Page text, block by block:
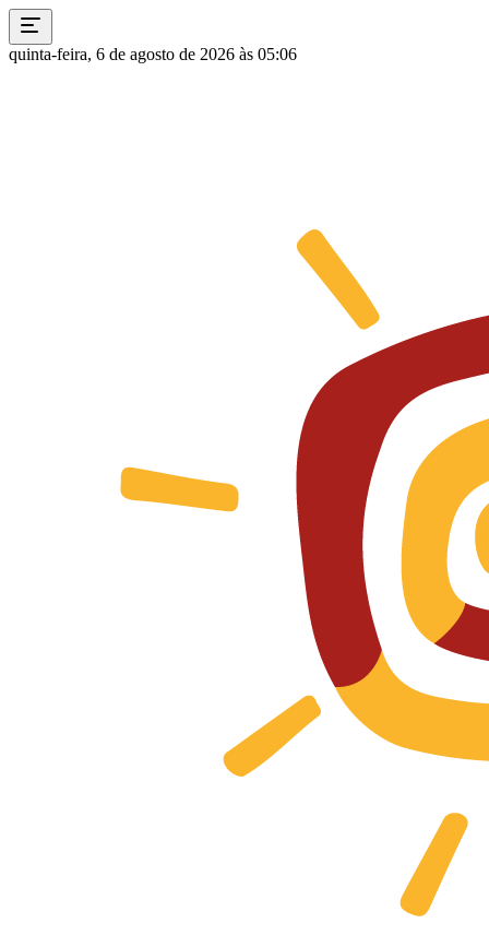
quinta-feira, 6 de agosto de 2026 às 05:06